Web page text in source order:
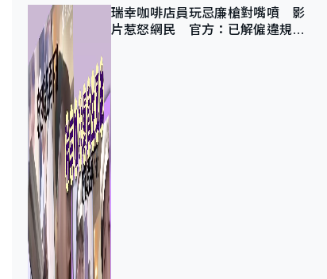
瑞幸咖啡店員玩忌廉槍對嘴噴 影
片惹怒網民 官方：已解僱違規員